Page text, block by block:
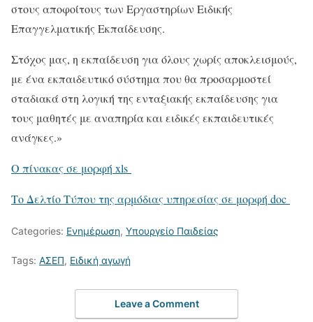
στους αποφοίτους των Εργαστηρίων Ειδικής
Επαγγελματικής Εκπαίδευσης.
Στόχος μας, η εκπαίδευση για όλους χωρίς αποκλεισμούς,
με ένα εκπαιδευτικό σύστημα που θα προσαρμοστεί
σταδιακά στη λογική της ενταξιακής εκπαίδευσης για
τους μαθητές με αναπηρία και ειδικές εκπαιδευτικές
ανάγκες.»
Ο πίνακας σε μορφή xls
Το Δελτίο Τύπου της αρμόδιας υπηρεσίας σε μορφή doc
Categories: Ενημέρωση, Υπουργείο Παιδείας
Tags: ΑΣΕΠ, Ειδική αγωγή
Leave a Comment